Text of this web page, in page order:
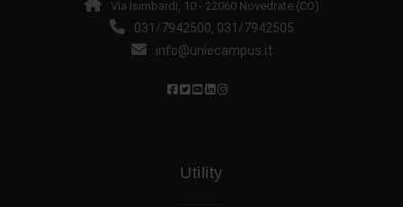
Via Isimbardi, 10 - 22060 Novedrate (CO)
031/7942500, 031/7942505
info@uniecampus.it
Utility